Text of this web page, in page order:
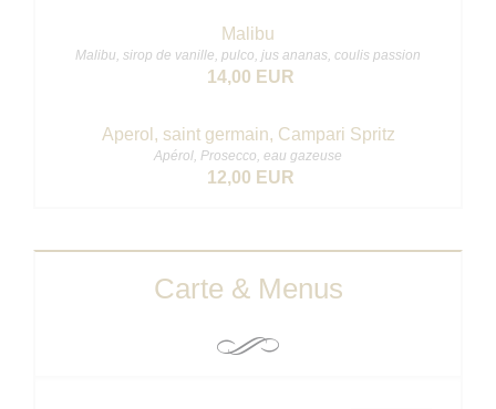
Malibu
Malibu, sirop de vanille, pulco, jus ananas, coulis passion
14,00 EUR
Aperol, saint germain, Campari Spritz
Apérol, Prosecco, eau gazeuse
12,00 EUR
Carte & Menus